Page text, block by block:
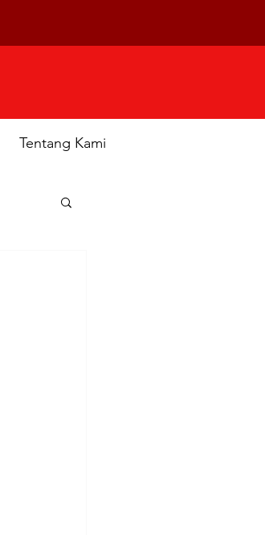
Tentang Kami